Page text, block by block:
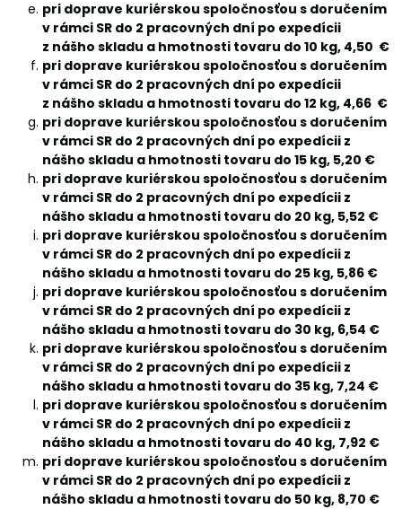
pri doprave kuriérskou spoločnosťou s doručením
v rámci SR do 2 pracovných dní po expedícii
z nášho skladu a hmotnosti tovaru do 10 kg, 4,50 €
pri doprave kuriérskou spoločnosťou s doručením
v rámci SR do 2 pracovných dní po expedícii
z nášho skladu a hmotnosti tovaru do 12 kg, 4,66 €
pri doprave kuriérskou spoločnosťou s doručením
v rámci SR do 2 pracovných dní po expedícii z
nášho skladu a hmotnosti tovaru do 15 kg, 5,20 €
pri doprave kuriérskou spoločnosťou s doručením
v rámci SR do 2 pracovných dní po expedícii z
nášho skladu a hmotnosti tovaru do 20 kg, 5,52 €
pri doprave kuriérskou spoločnosťou s doručením
v rámci SR do 2 pracovných dní po expedícii z
nášho skladu a hmotnosti tovaru do 25 kg, 5,86 €
pri doprave kuriérskou spoločnosťou s doručením
v rámci SR do 2 pracovných dní po expedícii z
nášho skladu a hmotnosti tovaru do 30 kg, 6,54 €
pri doprave kuriérskou spoločnosťou s doručením
v rámci SR do 2 pracovných dní po expedícii z
nášho skladu a hmotnosti tovaru do 35 kg, 7,24 €
pri doprave kuriérskou spoločnosťou s doručením
v rámci SR do 2 pracovných dní po expedícii z
nášho skladu a hmotnosti tovaru do 40 kg, 7,92 €
pri doprave kuriérskou spoločnosťou s doručením
v rámci SR do 2 pracovných dní po expedícii z
nášho skladu a hmotnosti tovaru do 50 kg, 8,70 €